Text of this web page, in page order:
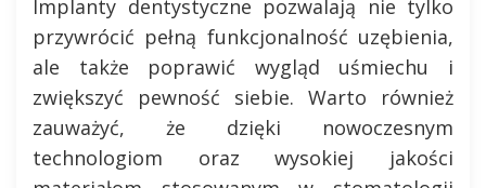
Implanty dentystyczne pozwalają nie tylko
przywrócić pełną funkcjonalność uzębienia,
ale także poprawić wygląd uśmiechu i
zwiększyć pewność siebie. Warto również
zauważyć, że dzięki nowoczesnym
technologiom oraz wysokiej jakości